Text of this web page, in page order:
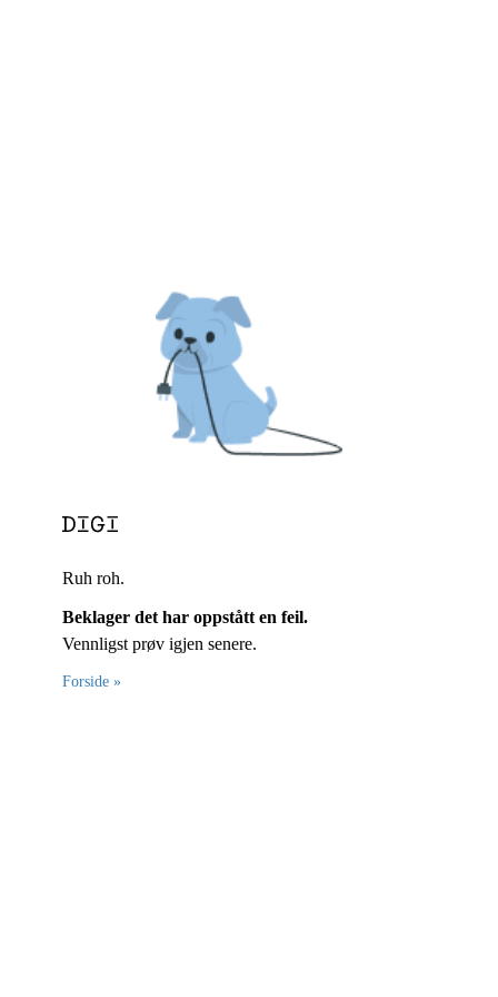
Ruh roh.
Beklager det har oppstått en feil.
Vennligst prøv igjen senere.
Forside »